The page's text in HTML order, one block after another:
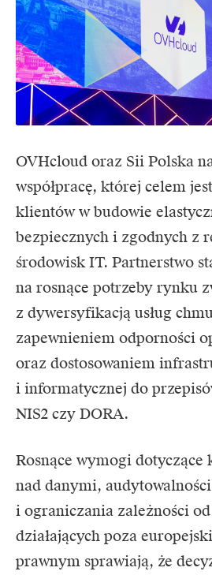
OVHcloud oraz Sii Polska
współpracę, której celem
klientów w budowie
bezpiecznych i zgodnych z
środowisk IT. Partnerstwo
na rosnące potrzeby rynku
z dywersyfikacją usług
zapewnieniem odporności
oraz dostosowaniem
i informatycznej do
NIS2 czy DORA.
Rosnące wymogi dotyczące
nad danymi,
i ograniczania zależności
działających poza
prawnym sprawiają, że